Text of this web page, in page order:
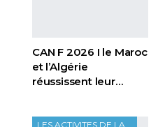
CAN F 2026 I le Maroc
et l’Algérie
réussissent leur…